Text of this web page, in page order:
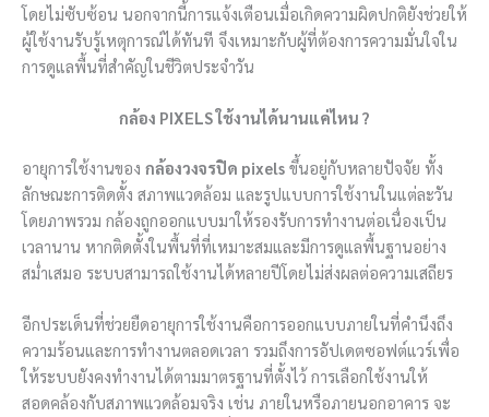
โดยไม่ซับซ้อน นอกจากนี้การแจ้งเตือนเมื่อเกิดความผิดปกติยังช่วยให้
ผู้ใช้งานรับรู้เหตุการณ์ได้ทันที จึงเหมาะกับผู้ที่ต้องการความมั่นใจใน
การดูแลพื้นที่สำคัญในชีวิตประจำวัน
กล้อง PIXELS ใช้งานได้นานแค่ไหน ?
อายุการใช้งานของ กล้องวงจรปิด pixels ขึ้นอยู่กับหลายปัจจัย ทั้ง
ลักษณะการติดตั้ง สภาพแวดล้อม และรูปแบบการใช้งานในแต่ละวัน
โดยภาพรวม กล้องถูกออกแบบมาให้รองรับการทำงานต่อเนื่องเป็น
เวลานาน หากติดตั้งในพื้นที่ที่เหมาะสมและมีการดูแลพื้นฐานอย่าง
สม่ำเสมอ ระบบสามารถใช้งานได้หลายปีโดยไม่ส่งผลต่อความเสถียร
อีกประเด็นที่ช่วยยืดอายุการใช้งานคือการออกแบบภายในที่คำนึงถึง
ความร้อนและการทำงานตลอดเวลา รวมถึงการอัปเดตซอฟต์แวร์เพื่อ
ให้ระบบยังคงทำงานได้ตามมาตรฐานที่ตั้งไว้ การเลือกใช้งานให้
สอดคล้องกับสภาพแวดล้อมจริง เช่น ภายในหรือภายนอกอาคาร จะ